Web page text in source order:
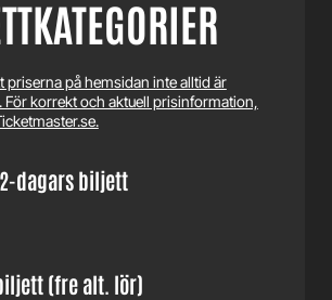
priserna på hemsidan inte alltid är
För korrekt och aktuell prisinformation,
dagars biljett
(fre alt. lör)